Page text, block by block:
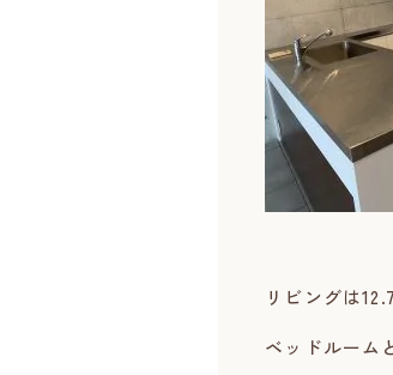
リビングは
ベッドルーム